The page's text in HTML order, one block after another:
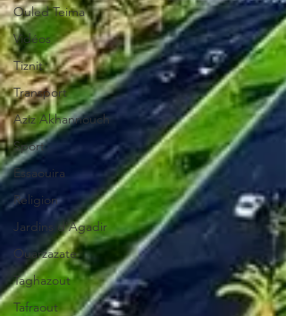
Ouled Teima
Vidéos
Tiznit
Transport
Aziz Akhannouch
Sport
Essaouira
Religion
Jardins d'Agadir
Ouarzazate
Taghazout
Tafraout